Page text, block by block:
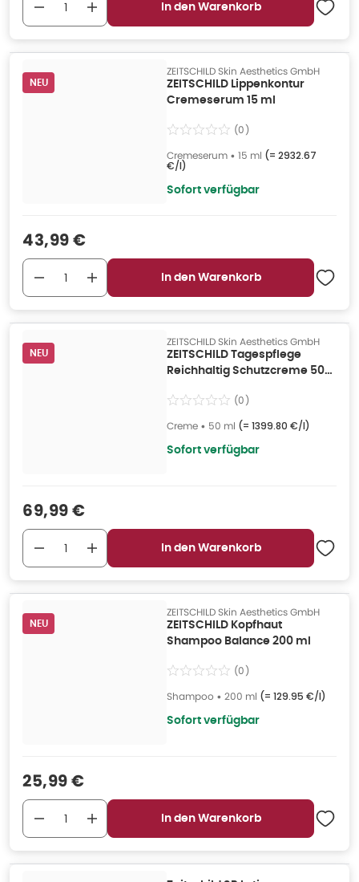
In den Warenkorb
NEU
ZEITSCHILD Skin Aesthetics GmbH
ZEITSCHILD Lippenkontur
Cremeserum 15 ml
(0)
Cremeserum • 15 ml (= 2932.67
€/l)
Sofort verfügbar
Verkaufspreis
43,99 €
In den Warenkorb
NEU
ZEITSCHILD Skin Aesthetics GmbH
ZEITSCHILD Tagespflege
Reichhaltig Schutzcreme 50
(0)
Creme • 50 ml (= 1399.80 €/l)
Sofort verfügbar
Verkaufspreis
69,99 €
In den Warenkorb
NEU
ZEITSCHILD Skin Aesthetics GmbH
ZEITSCHILD Kopfhaut
Shampoo Balance 200 ml
(0)
Shampoo • 200 ml (= 129.95 €/l)
Sofort verfügbar
Verkaufspreis
25,99 €
In den Warenkorb